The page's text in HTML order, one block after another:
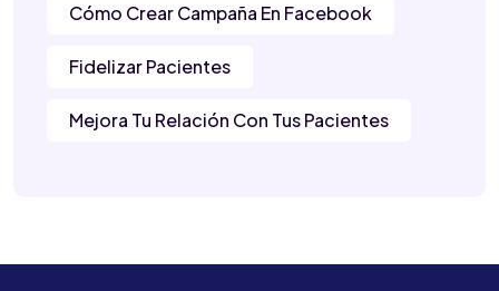
Cómo Crear Campaña En Facebook
Fidelizar Pacientes
Mejora Tu Relación Con Tus Pacientes